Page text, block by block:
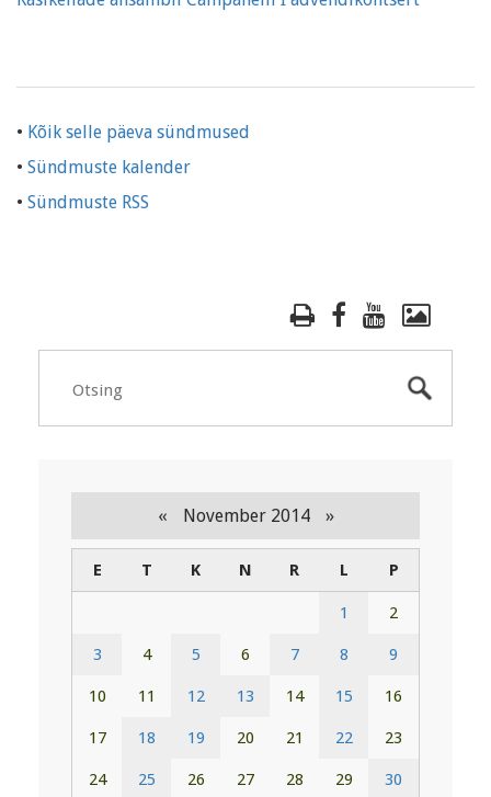
• Kõik selle päeva sündmused
• Sündmuste kalender
• Sündmuste RSS
« November 2014 »
E T K N R L P
1 2
3 4 5 6 7 8 9
10 11 12 13 14 15 16
17 18 19 20 21 22 23
24 25 26 27 28 29 30